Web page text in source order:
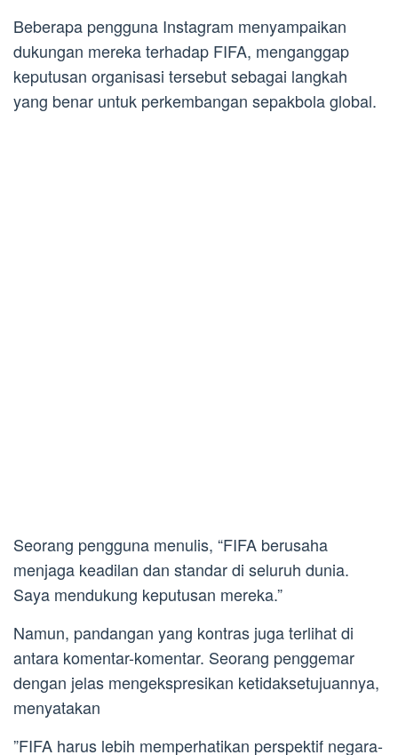
Beberapa pengguna Instagram menyampaikan
dukungan mereka terhadap FIFA, menganggap
keputusan organisasi tersebut sebagai langkah
yang benar untuk perkembangan sepakbola global.
Seorang pengguna menulis, “FIFA berusaha
menjaga keadilan dan standar di seluruh dunia.
Saya mendukung keputusan mereka.”
Namun, pandangan yang kontras juga terlihat di
antara komentar-komentar. Seorang penggemar
dengan jelas mengekspresikan ketidaksetujuannya,
menyatakan
”FIFA harus lebih memperhatikan perspektif negara-